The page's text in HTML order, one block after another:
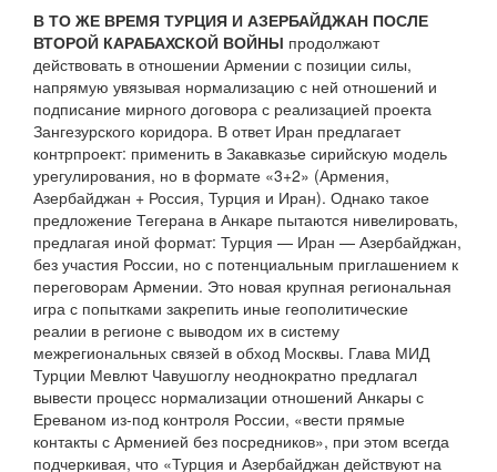
В ТО ЖЕ ВРЕМЯ ТУРЦИЯ И АЗЕРБАЙДЖАН ПОСЛЕ
ВТОРОЙ КАРАБАХСКОЙ ВОЙНЫ продолжают
действовать в отношении Армении с позиции силы,
напрямую увязывая нормализацию с ней отношений и
подписание мирного договора с реализацией проекта
Зангезурского коридора. В ответ Иран предлагает
контрпроект: применить в Закавказье сирийскую модель
урегулирования, но в формате «3+2» (Армения,
Азербайджан + Россия, Турция и Иран). Однако такое
предложение Тегерана в Анкаре пытаются нивелировать,
предлагая иной формат: Турция — Иран — Азербайджан,
без участия России, но с потенциальным приглашением к
переговорам Армении. Это новая крупная региональная
игра с попытками закрепить иные геополитические
реалии в регионе с выводом их в систему
межрегиональных связей в обход Москвы. Глава МИД
Турции Мевлют Чавушоглу неоднократно предлагал
вывести процесс нормализации отношений Анкары с
Ереваном из-под контроля России, «вести прямые
контакты с Арменией без посредников», при этом всегда
подчеркивая, что «Турция и Азербайджан действуют на